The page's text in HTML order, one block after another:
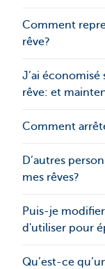
Comment
rêve?
J’ai
rêve: et
Comment
D’autres
mes rêves?
Puis-je
d'utiliser pour
Qu’est-ce